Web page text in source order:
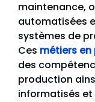
maintenance,
automatisées
systèmes de
Ces métiers
des
production
informatisés